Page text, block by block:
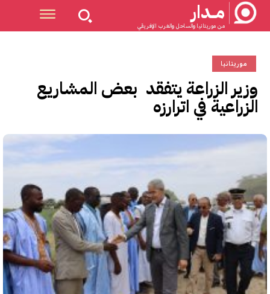
مــدار
من موريتانيا والساحل والغرب الإفريقي
موريتانيا
وزير الزراعة يتفقد بعض المشاريع
الزراعية في اترارزه